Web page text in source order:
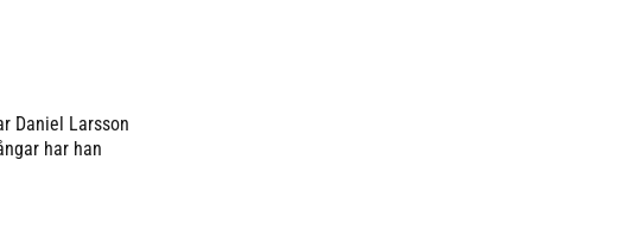
Daniel Larsson
har han